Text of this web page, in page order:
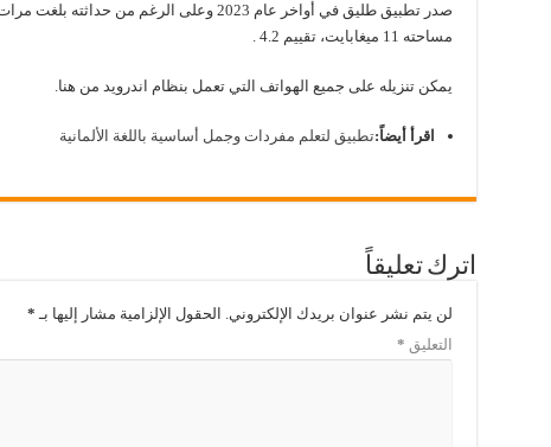
صدر تطبيق طليق في أواخر عام 2023 وعلى الرغم من حداثته بلغت مرات تحميله أكثر من مليون مرة
مساحته 11 ميغابايت، تقييم 4.2 .
يمكن تنزيله على جميع الهواتف التي تعمل بنظام اندرويد من هنا.
اقرأ أيضاً:تطبيق لتعلم مفردات وجمل أساسية باللغة الألمانية
اترك تعليقاً
لن يتم نشر عنوان بريدك الإلكتروني. الحقول الإلزامية مشار إليها بـ *
التعليق *